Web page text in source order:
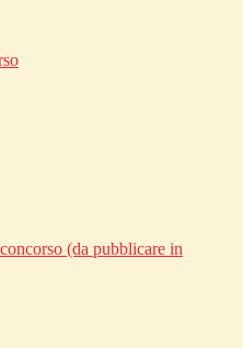
(da pubblicare in